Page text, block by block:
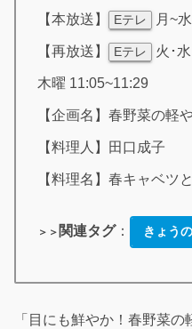
【本放送】 Eテレ 月~
【再放送】 Eテレ 火･
木曜 11:05~11:29
【企画名】春野菜の軽
【料理人】田口成子
【料理名】春キャベツ
＞＞ 関連タグ： きょう
「目にも鮮やか！春野菜の